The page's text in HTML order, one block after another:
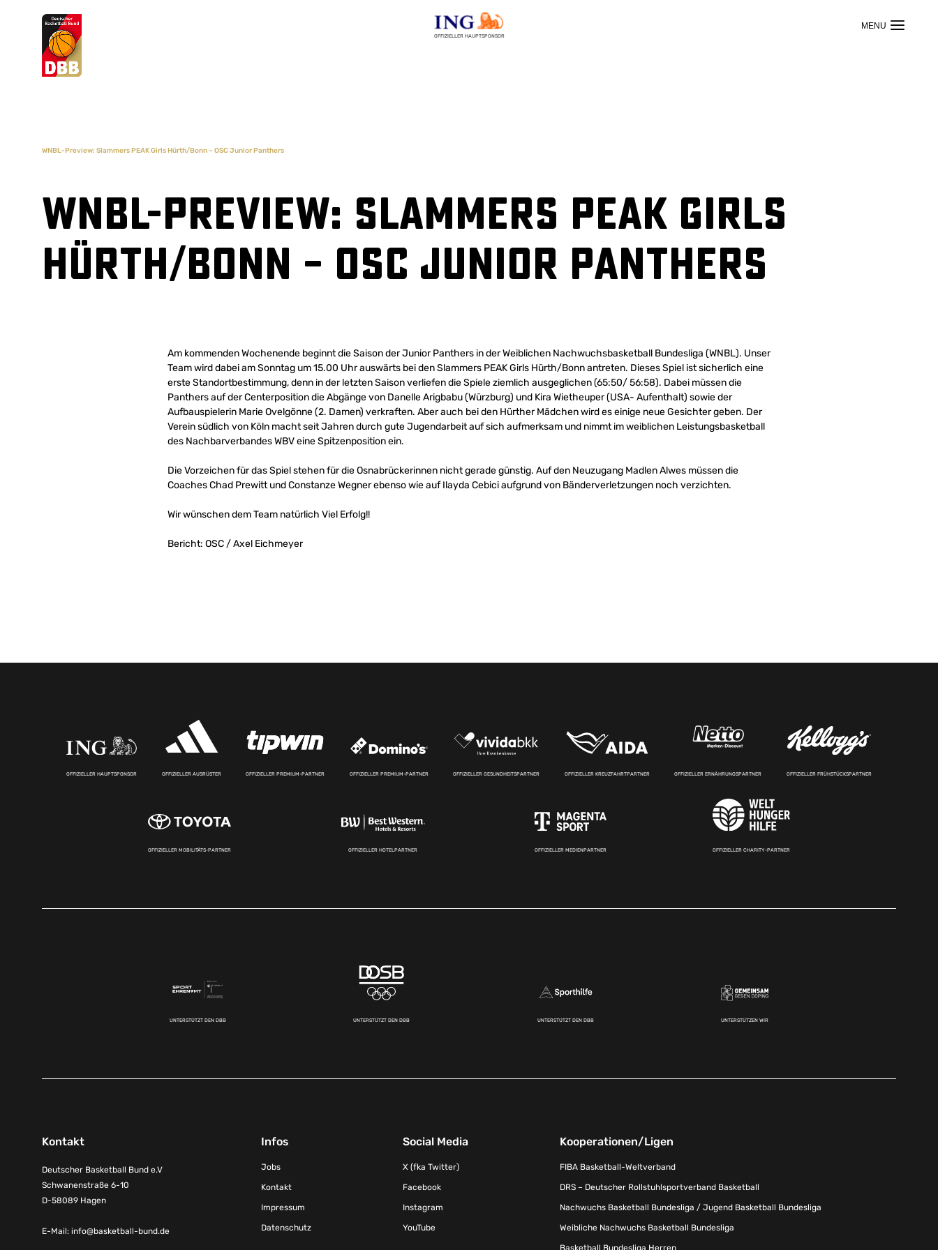
OFFIZIELLER HAUPTSPONSOR
Suchvorschläge
WNBL-Preview: Slammers PEAK Girls Hürth/Bonn – OSC Junior Panthers
WNBL-Preview: Slammers PEAK Girls
Hürth/Bonn – OSC Junior Panthers
Am kommenden Wochenende beginnt die Saison der Junior Panthers in der Weiblichen Nachwuchsbasketball Bundesliga (WNBL). Unser
Team wird dabei am Sonntag um 15.00 Uhr auswärts bei den Slammers PEAK Girls Hürth/Bonn antreten. Dieses Spiel ist sicherlich eine
erste Standortbestimmung, denn in der letzten Saison verliefen die Spiele ziemlich ausgeglichen (65:50/ 56:58). Dabei müssen die
Panthers auf der Centerposition die Abgänge von Danelle Arigbabu (Würzburg) und Kira Wietheuper (USA- Aufenthalt) sowie der
Aufbauspielerin Marie Ovelgönne (2. Damen) verkraften. Aber auch bei den Hürther Mädchen wird es einige neue Gesichter geben. Der
Verein südlich von Köln macht seit Jahren durch gute Jugendarbeit auf sich aufmerksam und nimmt im weiblichen Leistungsbasketball
des Nachbarverbandes WBV eine Spitzenposition ein.
Die Vorzeichen für das Spiel stehen für die Osnabrückerinnen nicht gerade günstig. Auf den Neuzugang Madlen Alwes müssen die
Coaches Chad Prewitt und Constanze Wegner ebenso wie auf Ilayda Cebici aufgrund von Bänderverletzungen noch verzichten.
Wir wünschen dem Team natürlich Viel Erfolg!!
Bericht: OSC / Axel Eichmeyer
OFFIZIELLER HAUPTSPONSOR OFFIZIELLER AUSRÜSTER OFFIZIELLER PREMIUM-PARTNER OFFIZIELLER PREMIUM-PARTNER OFFIZIELLER GESUNDHEITSPARTNER OFFIZIELLER KREUZFAHRTPARTNER OFFIZIELLER ERNÄHRUNGSPARTNER OFFIZIELLER FRÜHSTÜCKSPARTNER
OFFIZIELLER MOBILITÄTS-PARTNER OFFIZIELLER HOTELPARTNER OFFIZIELLER MEDIENPARTNER OFFIZIELLER CHARITY-PARTNER
UNTERSTÜTZT DEN DBB UNTERSTÜTZT DEN DBB UNTERSTÜTZT DEN DBB UNTERSTÜTZEN WIR
Kontakt
Deutscher Basketball Bund e.V
Schwanenstraße 6-10
D-58089 Hagen
E-Mail: info@basketball-bund.de
Infos
Jobs
Kontakt
Impressum
Datenschutz
Social Media
X (fka Twitter)
Facebook
Instagram
YouTube
Kooperationen/Ligen
FIBA Basketball-Weltverband
DRS – Deutscher Rollstuhlsportverband Basketball
Nachwuchs Basketball Bundesliga / Jugend Basketball Bundesliga
Weibliche Nachwuchs Basketball Bundesliga
Basketball Bundesliga Herren